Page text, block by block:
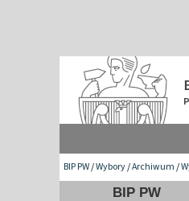
BIP PW/Wybory/Archiwum/
BIP PW